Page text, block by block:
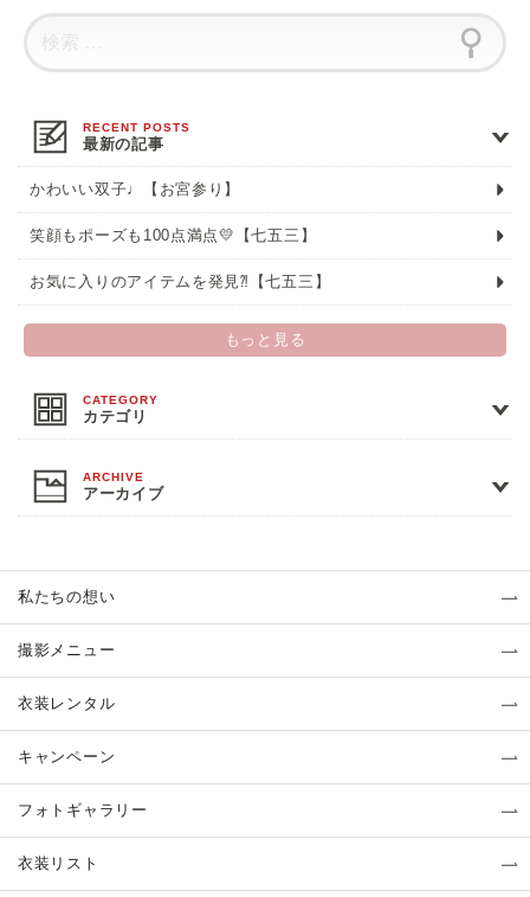
最新の記事
かわいい双子♩【お宮参り】
笑顔もポーズも100点満点💛【七五三】
お気に入りのアイテムを発見⁈【七五三】
もっと見る
カテゴリ
アーカイブ
私たちの想い
撮影メニュー
衣装レンタル
キャンペーン
フォトギャラリー
衣装リスト